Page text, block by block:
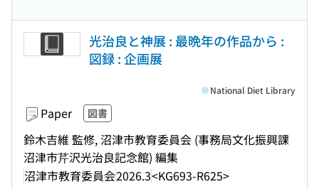
光治良と神展 : 最晩年の作品から :
図録 : 企画展
Paper 図書
鈴木吉維 監修, 沼津市教育委員会 (事務局文化振興課
沼津市芹沢光治良記念館) 編集
沼津市教育委員会2026.3<KG693-R625>
National Diet Library